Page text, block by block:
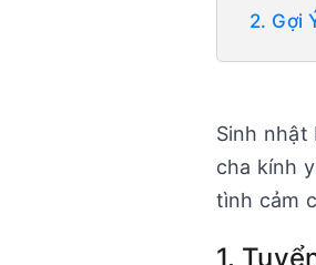
2. Gợi
Sinh nhật
cha kính
tình cảm
1.